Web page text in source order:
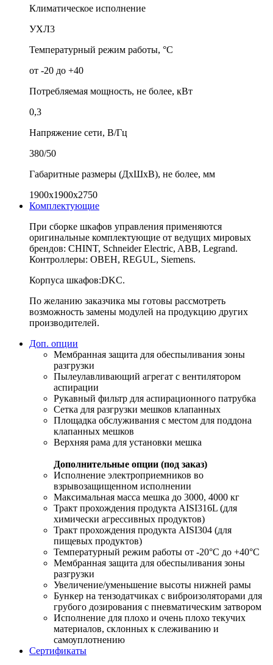
Климатическое исполнение
УХЛ3
Температурный режим работы, °С
от -20 до +40
Потребляемая мощность, не более, кВт
0,3
Напряжение сети, В/Гц
380/50
Габаритные размеры (ДхШхВ), не более, мм
1900х1900х2750
Комплектующие
При сборке шкафов управления применяются
оригинальные комплектующие от ведущих мировых
брендов: CHINT, Schneider Electric, ABB, Legrand.
Контроллеры: ОВЕН, REGUL, Siemens.
Корпуса шкафов:DKC.
По желанию заказчика мы готовы рассмотреть
возможность замены модулей на продукцию других
производителей.
Доп. опции
Мембранная защита для обеспыливания зоны
разгрузки
Пылеулавливающий агрегат с вентилятором
аспирации
Рукавный фильтр для аспирационного патрубка
Сетка для разгрузки мешков клапанных
Площадка обслуживания с местом для поддона
клапанных мешков
Верхняя рама для установки мешка
Дополнительные опции (под заказ)
Исполнение электроприемников во
взрывозащищенном исполнении
Максимальная масса мешка до 3000, 4000 кг
Тракт прохождения продукта AISI316L (для
химически агрессивных продуктов)
Тракт прохождения продукта AISI304 (для
пищевых продуктов)
Температурный режим работы от -20°С до +40°С
Мембранная защита для обеспыливания зоны
разгрузки
Увеличение/уменьшение высоты нижней рамы
Бункер на тензодатчиках с виброизоляторами для
грубого дозирования с пневматическим затвором
Исполнение для плохо и очень плохо текучих
материалов, склонных к слеживанию и
самоуплотнению
Сертификаты